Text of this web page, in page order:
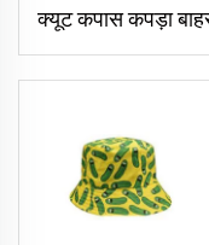
क्यूट कपास कपड़ा